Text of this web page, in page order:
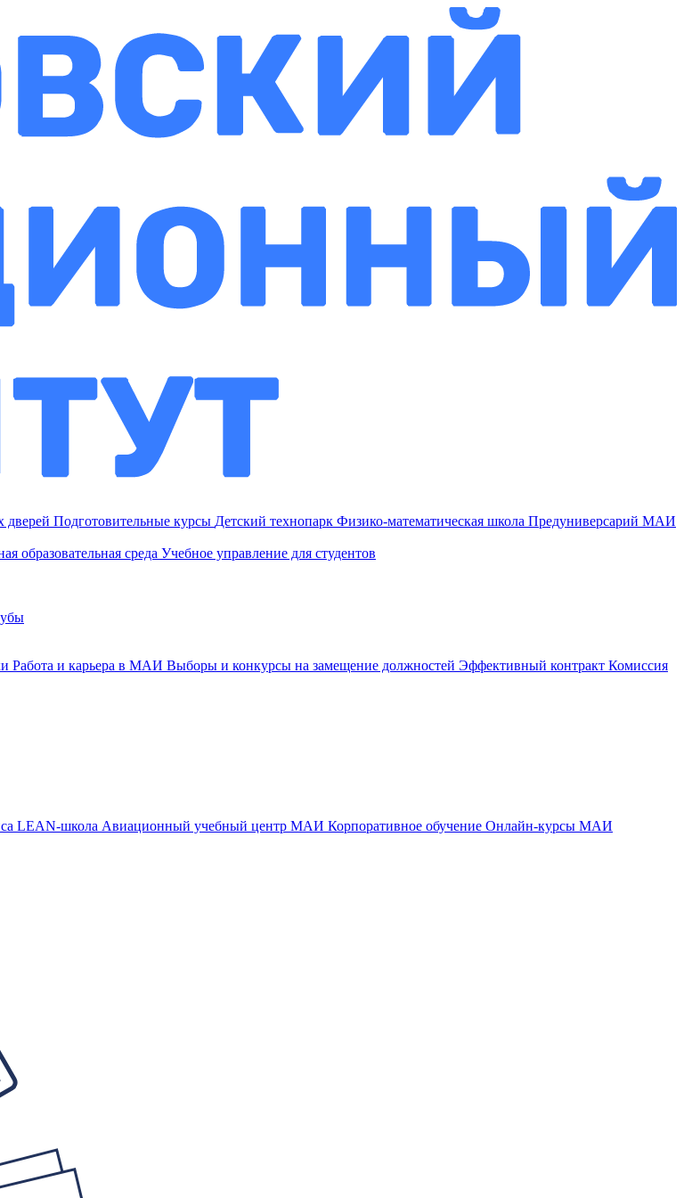
дверей Подготовительные курсы Детский технопарк Физико-математическая школа Предуниверсарий МАИ
образовательная среда Учебное управление для студентов
Работа и карьера в МАИ Выборы и конкурсы на замещение должностей Эффективный контракт Комиссия
LEAN-школа Авиационный учебный центр МАИ Корпоративное обучение Онлайн-курсы МАИ